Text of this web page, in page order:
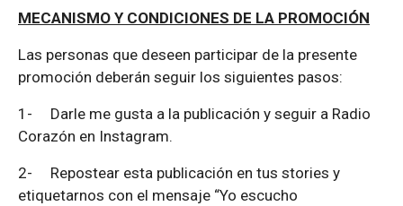
MECANISMO Y CONDICIONES DE LA PROMOCIÓN
Las personas que deseen participar de la presente
promoción deberán seguir los siguientes pasos:
1- Darle me gusta a la publicación y seguir a Radio
Corazón en Instagram.
2- Repostear esta publicación en tus stories y
etiquetarnos con el mensaje “Yo escucho